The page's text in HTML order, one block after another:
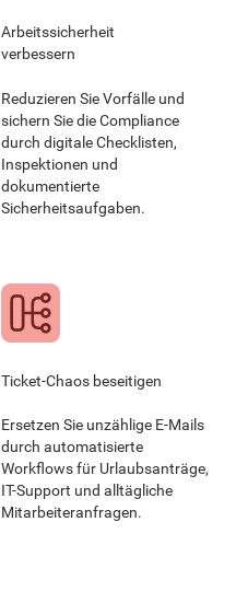
Arbeitssicherheit
verbessern
Reduzieren Sie Vorfälle und
sichern Sie die Compliance
durch digitale Checklisten,
Inspektionen und
dokumentierte
Sicherheitsaufgaben.
Ticket-Chaos beseitigen
Ersetzen Sie unzählige E-Mails
durch automatisierte
Workflows für Urlaubsanträge,
IT-Support und alltägliche
Mitarbeiteranfragen.